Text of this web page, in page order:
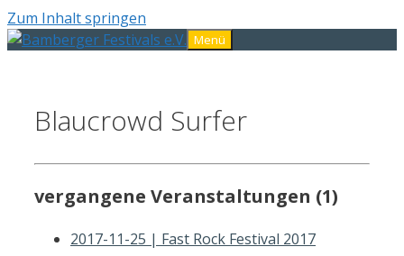
Zum Inhalt springen
Menü
Blaucrowd Surfer
vergangene Veranstaltungen (1)
2017-11-25 | Fast Rock Festival 2017